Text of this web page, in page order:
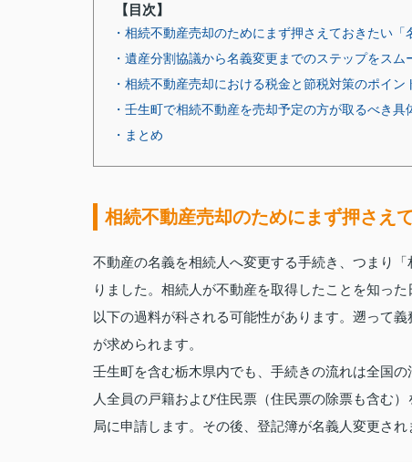
【目次】
・相続不動産売却のためにまず押さえておきたい
・遺産分割協議から名義変更までのステップをスム
・相続不動産売却における税金と節税対策のポイン
・壬生町で相続不動産を売却予定の方が取るべき
・まとめ
相続不動産売却のためにまず押さえ
不動産の名義を相続人へ変更する手続き、つまり
りました。相続人が不動産を取得したことを知っ
以下の過料が科される可能性があります。遡って
が求められます。
壬生町を含む栃木県内でも、手続きの流れは全国
人全員の戸籍および住民票（住民票の除票も含む
局に申請します。その後、登記簿が名義人変更され